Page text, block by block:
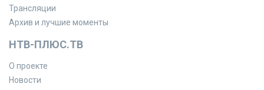
Трансляции
Архив и лучшие моменты
НТВ-ПЛЮС.ТВ
О проекте
Новости